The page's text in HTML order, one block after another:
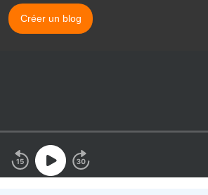
Créer un blog